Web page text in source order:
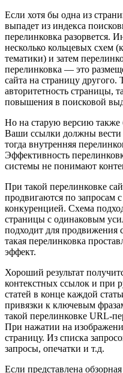
Если хотя бы одна из
выпадет из индекса
перелинковка разорвется.
несколько кольцевых схем
тематики) и затем
перелинковка — это
сайта на страницу другого.
авторитетность страницы,
повышения в поисковой
Но на старую версию также
Ваши ссылки должны вести
тогда внутренняя
Эффективность
системы не понимают
При такой перелинковке
продвигаются по запросам
конкуренцией. Схема
страницы с одинаковым
подходит для
такая перелинковка
эффект.
Хороший результат
контекстных ссылок и при
статей в конце каждой
привязки к ключевым
такой перелинковке
При нажатии на
страницу. Из списка
запросы, опечатки и т.д.
Если представлена